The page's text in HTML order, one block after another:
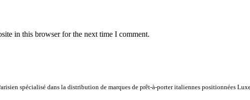
in this browser for the next time I comment.
spécialisé dans la distribution de marques de prêt-à-porter italiennes positionnées